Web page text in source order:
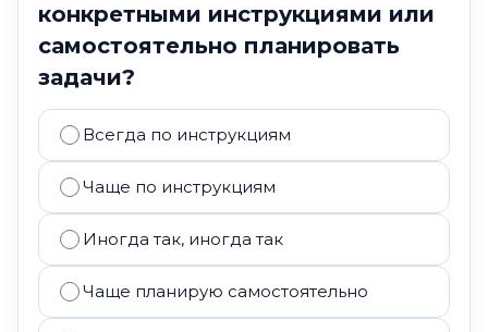
конкретными инструкциями или
самостоятельно планировать
задачи?
Всегда по инструкциям
Чаще по инструкциям
Иногда так, иногда так
Чаще планирую самостоятельно